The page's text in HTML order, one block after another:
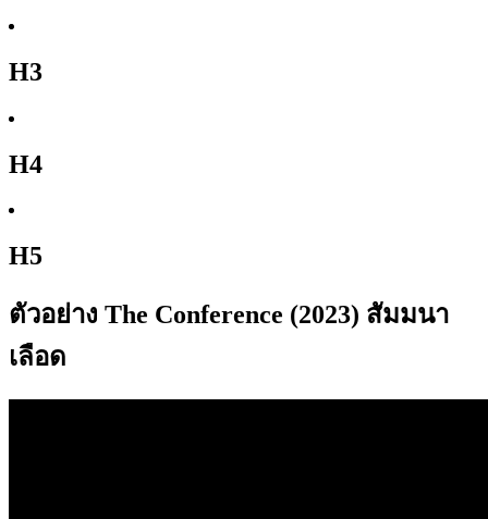
H3
H4
H5
ตัวอย่าง The Conference (2023) สัมมนา
เลือด